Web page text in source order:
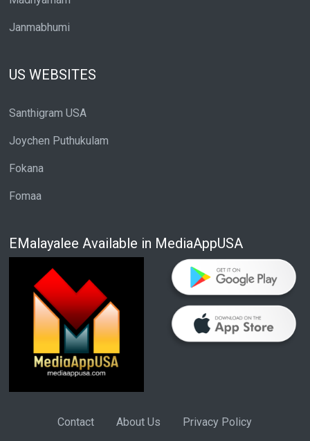
Janmabhumi
US WEBSITES
Santhigram USA
Joychen Puthukulam
Fokana
Fomaa
EMalayalee Available in MediaAppUSA
Contact About Us Privacy Policy